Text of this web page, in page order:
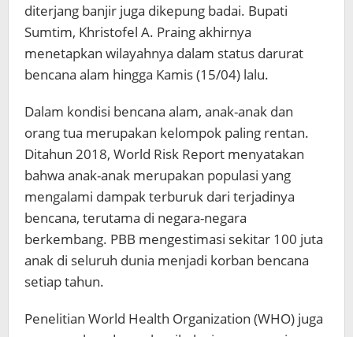
diterjang banjir juga dikepung badai. Bupati
Sumtim, Khristofel A. Praing akhirnya
menetapkan wilayahnya dalam status darurat
bencana alam hingga Kamis (15/04) lalu.
Dalam kondisi bencana alam, anak-anak dan
orang tua merupakan kelompok paling rentan.
Ditahun 2018, World Risk Report menyatakan
bahwa anak-anak merupakan populasi yang
mengalami dampak terburuk dari terjadinya
bencana, terutama di negara-negara
berkembang. PBB mengestimasi sekitar 100 juta
anak di seluruh dunia menjadi korban bencana
setiap tahun.
Penelitian World Health Organization (WHO) juga